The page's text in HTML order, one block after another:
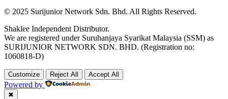
© 2025 Surijunior Network Sdn. Bhd. All Rights Reserved.
Shaklee Independent Distributor.
We are registered under Suruhanjaya Syarikat Malaysia (SSM) as
SURIJUNIOR NETWORK SDN. BHD. (Registration no:
1060818-D)
Customize Reject All Accept All
Powered by
✖